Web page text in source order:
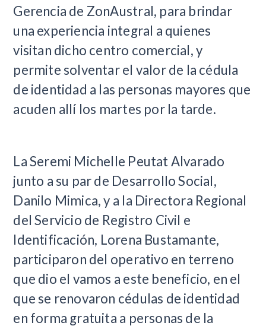
Gerencia de ZonAustral, para brindar
una experiencia integral a quienes
visitan dicho centro comercial, y
permite solventar el valor de la cédula
de identidad a las personas mayores que
acuden allí los martes por la tarde.
La Seremi Michelle Peutat Alvarado
junto a su par de Desarrollo Social,
Danilo Mimica, y a la Directora Regional
del Servicio de Registro Civil e
Identificación, Lorena Bustamante,
participaron del operativo en terreno
que dio el vamos a este beneficio, en el
que se renovaron cédulas de identidad
en forma gratuita a personas de la